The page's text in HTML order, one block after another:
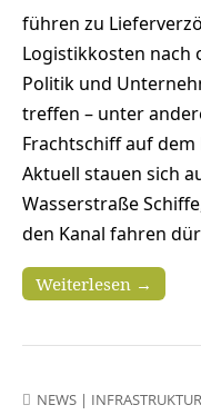
führen zu
Logistikkosten nach
Politik und
treffen – unter
Frachtschiff auf dem
Aktuell stauen sich
Wasserstraße
den Kanal fahren
Weiterlesen →
NEWS | INFRASTRUKTUR